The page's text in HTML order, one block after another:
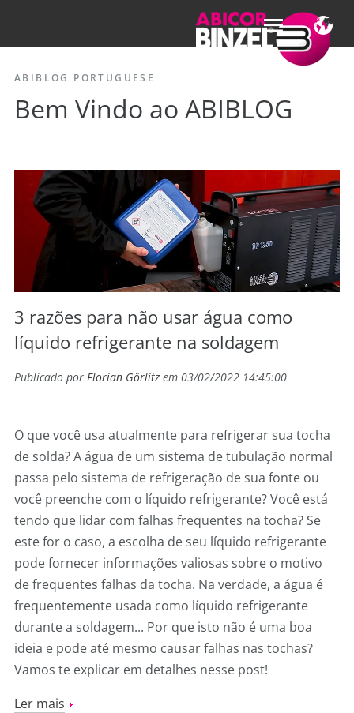
ABIBLOG PORTUGUESE
Bem Vindo ao ABIBLOG
3 razões para não usar água como
líquido refrigerante na soldagem
Publicado por Florian Görlitz em 03/02/2022 14:45:00
O que você usa atualmente para refrigerar sua tocha
de solda? A água de um sistema de tubulação normal
passa pelo sistema de refrigeração de sua fonte ou
você preenche com o líquido refrigerante? Você está
tendo que lidar com falhas frequentes na tocha? Se
este for o caso, a escolha de seu líquido refrigerante
pode fornecer informações valiosas sobre o motivo
de frequentes falhas da tocha. Na verdade, a água é
frequentemente usada como líquido refrigerante
durante a soldagem... Por que isto não é uma boa
ideia e pode até mesmo causar falhas nas tochas?
Vamos te explicar em detalhes nesse post!
Ler mais